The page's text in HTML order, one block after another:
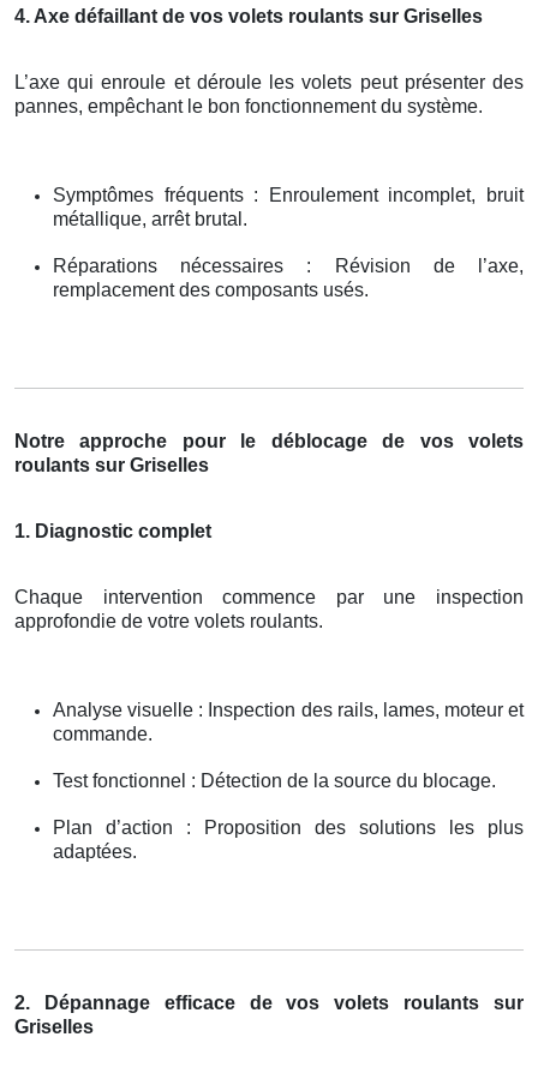
4. Axe défaillant de vos volets roulants sur Griselles
L’axe qui enroule et déroule les volets peut présenter des
pannes, empêchant le bon fonctionnement du système.
Symptômes fréquents : Enroulement incomplet, bruit
métallique, arrêt brutal.
Réparations nécessaires : Révision de l’axe,
remplacement des composants usés.
Notre approche pour le déblocage de vos volets
roulants sur Griselles
1. Diagnostic complet
Chaque intervention commence par une inspection
approfondie de votre volets roulants.
Analyse visuelle : Inspection des rails, lames, moteur et
commande.
Test fonctionnel : Détection de la source du blocage.
Plan d’action : Proposition des solutions les plus
adaptées.
2. Dépannage efficace de vos volets roulants sur
Griselles